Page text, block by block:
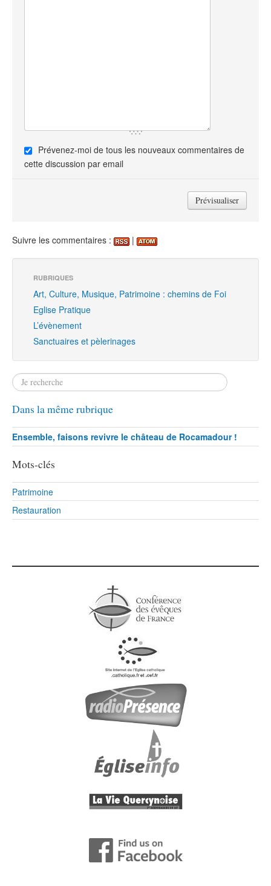
Prévenez-moi de tous les nouveaux commentaires de
cette discussion par email
Suivre les commentaires : |
RUBRIQUES
Art, Culture, Musique, Patrimoine : chemins de Foi
Eglise Pratique
L’évènement
Sanctuaires et pèlerinages
Dans la même rubrique
Ensemble, faisons revivre le château de Rocamadour !
Mots-clés
Patrimoine
Restauration